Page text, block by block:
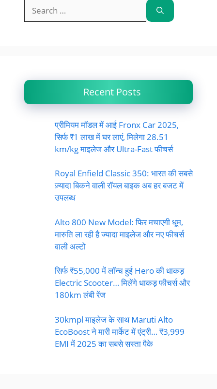
Search
for:
Recent Posts
प्रीमियम मॉडल में आई Fronx Car 2025,
सिर्फ ₹1 लाख में घर लाएं, मिलेगा 28.51
km/kg माइलेज और Ultra-Fast फीचर्स
Royal Enfield Classic 350: भारत की सबसे
ज़्यादा बिकने वाली रॉयल बाइक अब हर बजट में
उपलब्ध
Alto 800 New Model: फिर मचाएगी धूम,
मारुति ला रही है ज्यादा माइलेज और नए फीचर्स
वाली अल्टो
सिर्फ ₹55,000 में लॉन्च हुई Hero की धाकड़
Electric Scooter… मिलेंगे धाकड़ फीचर्स और
180km लंबी रेंज
30kmpl माइलेज के साथ Maruti Alto
EcoBoost ने मारी मार्केट में एंट्री… ₹3,999
EMI में 2025 का सबसे सस्ता पैके